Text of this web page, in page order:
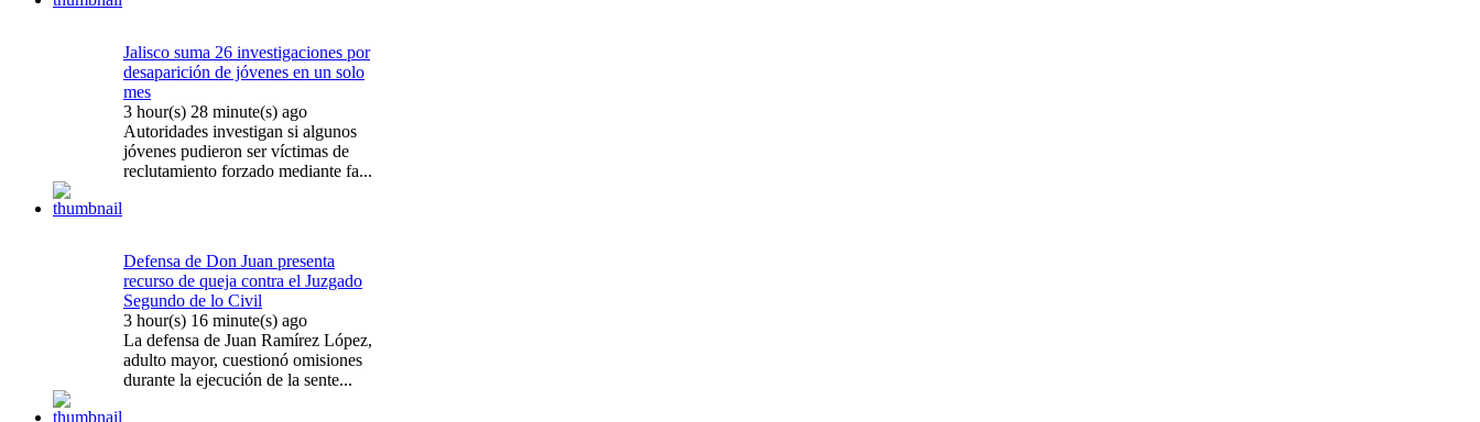
Jalisco suma 26 investigaciones por
desaparición de jóvenes en un solo
mes
3 hour(s) 28 minute(s) ago
Autoridades investigan si algunos
jóvenes pudieron ser víctimas de
reclutamiento forzado mediante fa...
Defensa de Don Juan presenta
recurso de queja contra el Juzgado
Segundo de lo Civil
3 hour(s) 16 minute(s) ago
La defensa de Juan Ramírez López,
adulto mayor, cuestionó omisiones
durante la ejecución de la sente...